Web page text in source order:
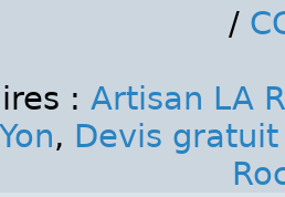
/
: Artisan LA
, Devis gratuit